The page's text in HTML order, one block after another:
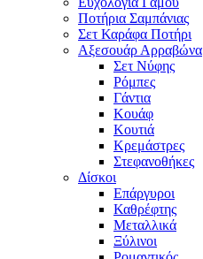
Ποτήρια Σαμπάνιας
Σετ Καράφα Ποτήρι
Αξεσουάρ Αρραβώνα
Σετ Νύφης
Ρόμπες
Γάντια
Κουάφ
Κουτιά
Κρεμάστρες
Στεφανοθήκες
Δίσκοι
Επάργυροι
Καθρέφτης
Μεταλλικά
Ξύλινοι